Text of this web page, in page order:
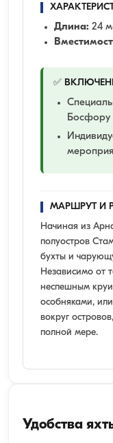
Длина: 24
✅
Босфору
МАРШРУТ И
Начиная из
полуостров
бухты и
Независимо от
неспешным
особняками,
вокруг
полной мере.
Удобства